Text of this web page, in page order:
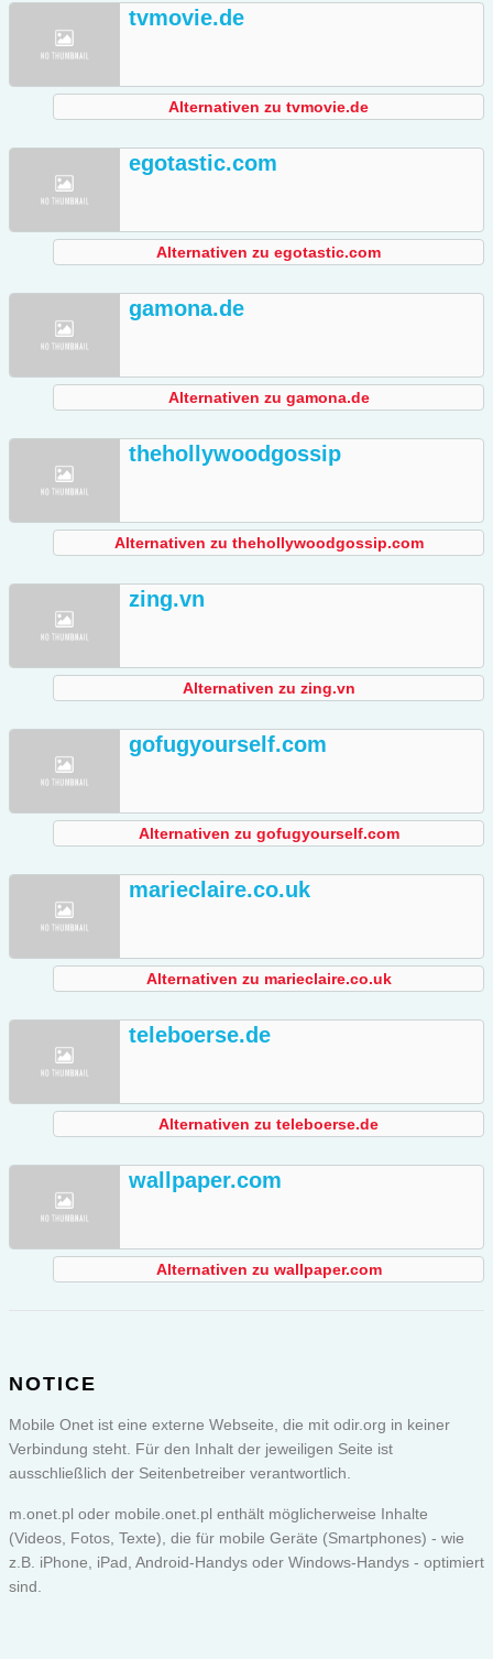
tvmovie.de
Alternativen zu tvmovie.de
egotastic.com
Alternativen zu egotastic.com
gamona.de
Alternativen zu gamona.de
thehollywoodgossip
Alternativen zu thehollywoodgossip.com
zing.vn
Alternativen zu zing.vn
gofugyourself.com
Alternativen zu gofugyourself.com
marieclaire.co.uk
Alternativen zu marieclaire.co.uk
teleboerse.de
Alternativen zu teleboerse.de
wallpaper.com
Alternativen zu wallpaper.com
NOTICE
Mobile Onet ist eine externe Webseite, die mit odir.org in keiner
Verbindung steht. Für den Inhalt der jeweiligen Seite ist
ausschließlich der Seitenbetreiber verantwortlich.
m.onet.pl oder mobile.onet.pl enthält möglicherweise Inhalte
(Videos, Fotos, Texte), die für mobile Geräte (Smartphones) - wie
z.B. iPhone, iPad, Android-Handys oder Windows-Handys - optimiert
sind.